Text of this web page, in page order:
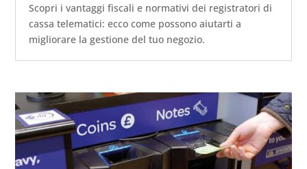
Scopri i vantaggi fiscali e normativi dei registratori di
cassa telematici: ecco come possono aiutarti a
migliorare la gestione del tuo negozio.